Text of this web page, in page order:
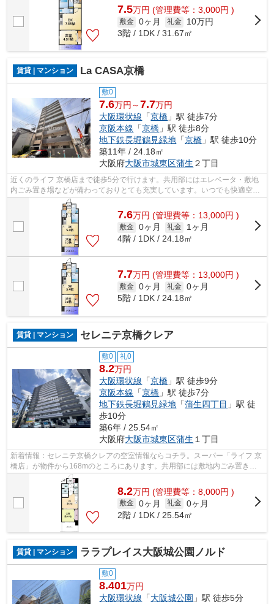
7.5万円 (管理費等：3,000円 )
敷金 0ヶ月 礼金
10万円
3階 / 1DK / 31.67㎡
賃貸 | マンション La CASA京橋
敷0
7.6万円～7.7万円
大阪環状線 「京橋 」駅 徒歩7分
京阪本線 「京橋 」駅 徒歩8分
地下鉄長堀鶴見緑地 「京橋 」駅 徒歩10分
築11年 / 24.18㎡
大阪府大阪市城東区蒲生 ２丁目
近くのライフ 京橋店まで徒歩5分で行けます。共用部にはエレベータ・敷地
内ごみ置き場などが備わっておりとても充実しています。いつでも快適空間
を味わえる通風良好な気持ちよいマン...
7.6万円 (管理費等：13,000円 )
敷金 0ヶ月 礼金
1ヶ月
4階 / 1DK / 24.18㎡
7.7万円 (管理費等：13,000円 )
敷金 0ヶ月 礼金 0ヶ月
5階 / 1DK / 24.18㎡
賃貸 | マンション セレニテ京橋クレア
敷0 礼0
8.2万円
大阪環状線 「京橋 」駅 徒歩9分
京阪本線 「京橋 」駅 徒歩7分
地下鉄長堀鶴見緑地 「蒲生四丁目 」駅 徒
歩10分
築6年 / 25.54㎡
大阪府大阪市城東区蒲生 １丁目
新着情報：セレニテ京橋クレアの空室情報ならコチラ。スーパー「ライフ 京
橋店」が物件から168mのところにあります。共用部には敷地内ごみ置き
場・エレベータなどが揃っており、とても...
8.2万円 (管理費等：8,000円 )
敷金 0ヶ月 礼金 0ヶ月
2階 / 1DK / 25.54㎡
賃貸 | マンション ララプレイス大阪城公園ノルド
敷0
8.401万円
大阪環状線 「大阪城公園 」駅 徒歩5分